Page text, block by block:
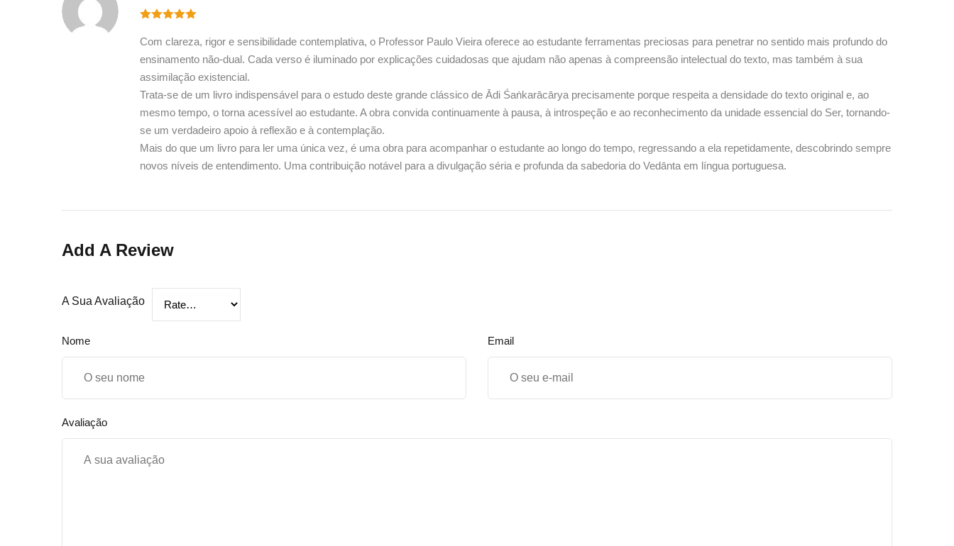
Com clareza, rigor e sensibilidade contemplativa, o Professor Paulo Vieira oferece ao estudante ferramentas preciosas para penetrar no sentido mais profundo do
ensinamento não-dual. Cada verso é iluminado por explicações cuidadosas que ajudam não apenas à compreensão intelectual do texto, mas também à sua
assimilação existencial.
Trata-se de um livro indispensável para o estudo deste grande clássico de Ādi Śaṅkarācārya precisamente porque respeita a densidade do texto original e, ao
mesmo tempo, o torna acessível ao estudante. A obra convida continuamente à pausa, à introspeção e ao reconhecimento da unidade essencial do Ser, tornando-
se um verdadeiro apoio à reflexão e à contemplação.
Mais do que um livro para ler uma única vez, é uma obra para acompanhar o estudante ao longo do tempo, regressando a ela repetidamente, descobrindo sempre
novos níveis de entendimento. Uma contribuição notável para a divulgação séria e profunda da sabedoria do Vedānta em língua portuguesa.
Add A Review
A Sua Avaliação
Nome Email
Avaliação